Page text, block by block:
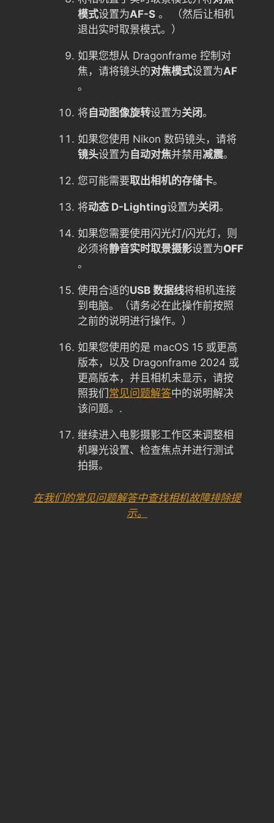
模式设置为AF-S 。 （然后让相机
退出实时取景模式。）
如果您想从 Dragonframe 控制对
焦，请将镜头的对焦模式设置为AF
。
将自动图像旋转设置为关闭。
如果您使用 Nikon 数码镜头，请将
镜头设置为自动对焦并禁用减震。
您可能需要取出相机的存储卡。
将动态 D-Lighting设置为关闭。
如果您需要使用闪光灯/闪光灯，则
必须将静音实时取景摄影设置为OFF
。
使用合适的USB 数据线将相机连接
到电脑。（请务必在此操作前按照
之前的说明进行操作。）
如果您使用的是 macOS 15 或更高
版本，以及 Dragonframe 2024 或
更高版本，并且相机未显示，请按
照我们常见问题解答中的说明解决
该问题。.
继续进入电影摄影工作区来调整相
机曝光设置、检查焦点并进行测试
拍摄。
在我们的常见问题解答中查找相机故障排除提
示。